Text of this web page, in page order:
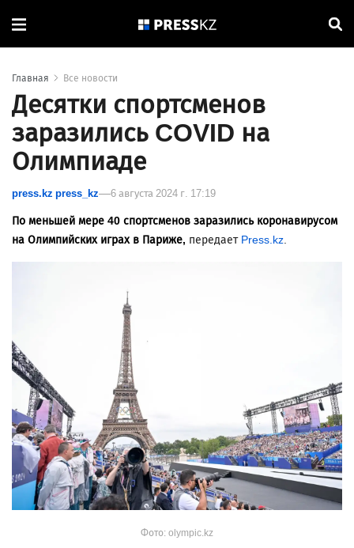
Главная Все новости
Десятки спортсменов
заразились COVID на
Олимпиаде
press.kz press_kz 6 августа 2024 г. 17:19
По меньшей мере 40 спортсменов заразились коронавирусом
на Олимпийских играх в Париже, передает Press.kz.
Фото: olympic.kz